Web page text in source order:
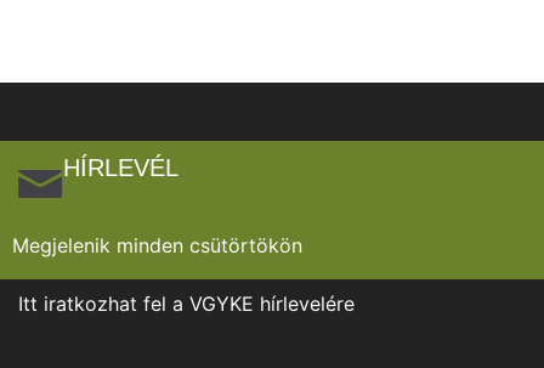
HÍRLEVÉL
Megjelenik minden csütörtökön
Itt iratkozhat fel a VGYKE hírlevelére